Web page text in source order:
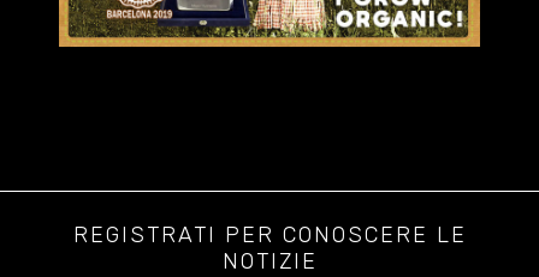
REGISTRATI PER CONOSCERE LE
NOTIZIE